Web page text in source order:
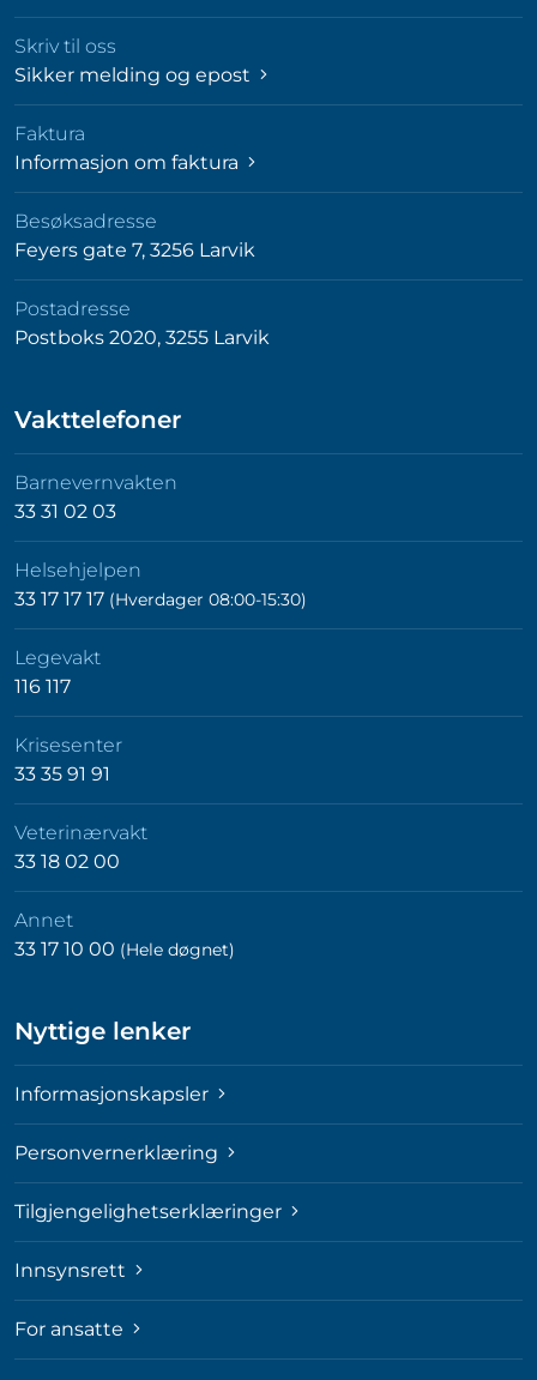
Skriv til oss
Sikker melding og epost
Faktura
Informasjon om faktura
Besøksadresse
Feyers gate 7, 3256 Larvik
Postadresse
Postboks 2020, 3255 Larvik
Vakttelefoner
Barnevernvakten
33 31 02 03
Helsehjelpen
33 17 17 17 (Hverdager 08:00-15:30)
Legevakt
116 117
Krisesenter
33 35 91 91
Veterinærvakt
33 18 02 00
Annet
33 17 10 00 (Hele døgnet)
Nyttige lenker
Informasjonskapsler
Personvernerklæring
Tilgjengelighetserklæringer
Innsynsrett
For ansatte